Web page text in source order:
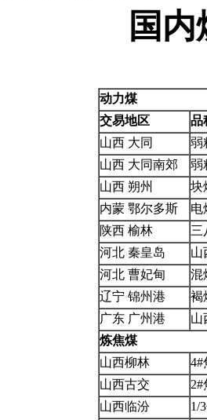
国
动力煤
交易地区
品
山西 大同
弱
山西 大同南郊
弱
山西 朔州
块
内蒙 鄂尔多斯
电
陕西 榆林
三
河北 秦皇岛
山
河北 曹妃甸
混
辽宁 锦州港
褐
广东 广州港
山
炼焦煤
山西柳林
4#
山西古交
2#
山西临汾
1/